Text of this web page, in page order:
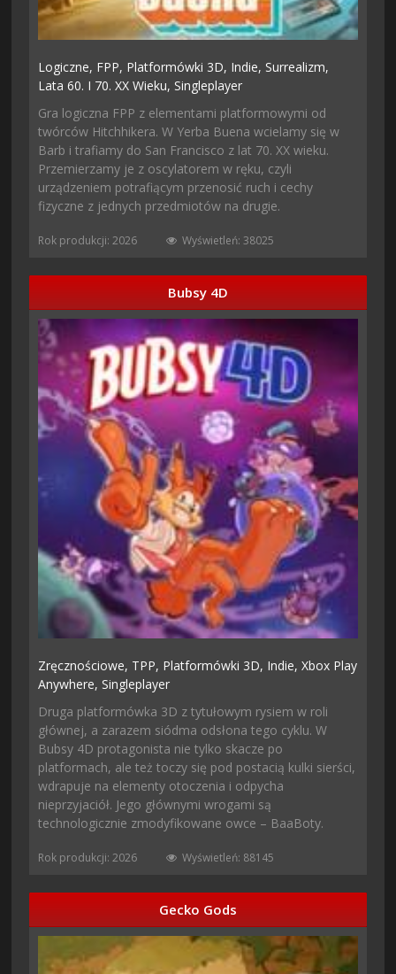
Logiczne, FPP, Platformówki 3D, Indie,Surrealizm,
Lata 60. I 70. XX Wieku,Singleplayer
Gra logiczna FPP z elementami platformowymi od
twórców Hitchhikera. W Yerba Buena wcielamy się w
Barb i trafiamy do San Francisco z lat 70. XX wieku.
Przemierzamy je z oscylatorem w ręku, czyli
urządzeniem potrafiącym przenosić ruch i cechy
fizyczne z jednych przedmiotów na drugie.
Rok produkcji: 2026 Wyświetleń: 38025
Bubsy 4D
Zręcznościowe, TPP, Platformówki 3D, Indie,Xbox Play
Anywhere,Singleplayer
Druga platformówka 3D z tytułowym rysiem w roli
głównej, a zarazem siódma odsłona tego cyklu. W
Bubsy 4D protagonista nie tylko skacze po
platformach, ale też toczy się pod postacią kulki sierści,
wdrapuje na elementy otoczenia i odpycha
nieprzyjaciół. Jego głównymi wrogami są
technologicznie zmodyfikowane owce – BaaBoty.
Rok produkcji: 2026 Wyświetleń: 88145
Gecko Gods